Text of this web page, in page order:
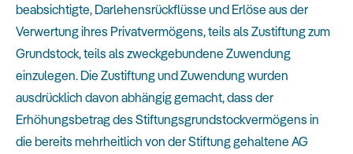
beabsichtigte, Darlehensrückflüsse und Erlöse aus der
Verwertung ihres Privatvermögens, teils als Zustiftung zum
Grundstock, teils als zweckgebundene Zuwendung
einzulegen. Die Zustiftung und Zuwendung wurden
ausdrücklich davon abhängig gemacht, dass der
Erhöhungsbetrag des Stiftungsgrundstockvermögens in
die bereits mehrheitlich von der Stiftung gehaltene AG